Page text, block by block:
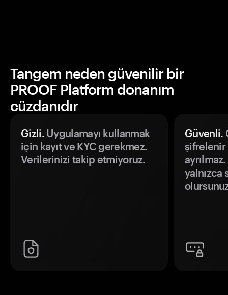
Tangem neden güvenilir bir
PROOF Platform donanım
cüzdanıdır
Gizli.Uygulamayı kullanmak
için kayıt ve KYC gerekmez.
Verilerinizi takip etmiyoruz.
Güvenli.
şifrelenir
yalnızca